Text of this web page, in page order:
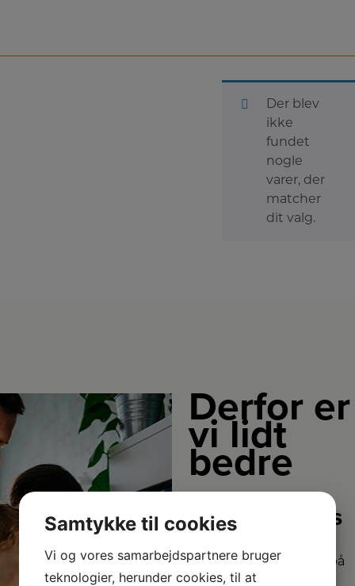
Der blev
ikke
fundet
nogle
varer, der
matcher
dit valg.
Derfor er
vi lidt
bedre
2+2 års
garanti
Vi har udvidet garanti på
udvalgte produkter
Samtykke til cookies
Vi og vores samarbejdspartnere bruger
teknologier, herunder cookies, til at